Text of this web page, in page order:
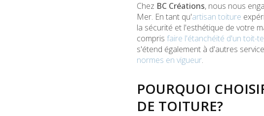
Chez BC Créations, nous nous
Mer. En tant qu'artisan toiture
la sécurité et l'esthétique de votre
compris faire l'étanchéité d'un toit-
s'étend également à d'autres
normes en vigueur.
POURQUOI
DE TOITURE?